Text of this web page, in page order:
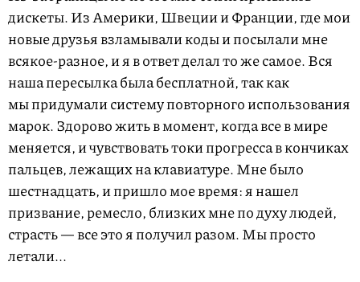
дискеты. Из Америки, Швеции и Франции, где мои
новые друзья взламывали коды и посылали мне
всякое-разное, и я в ответ делал то же самое. Вся
наша пересылка была бесплатной, так как
мы придумали систему повторного использования
марок. Здорово жить в момент, когда все в мире
меняется, и чувствовать токи прогресса в кончиках
пальцев, лежащих на клавиатуре. Мне было
шестнадцать, и пришло мое время: я нашел
призвание, ремесло, близких мне по духу людей,
страсть — все это я получил разом. Мы просто
летали...